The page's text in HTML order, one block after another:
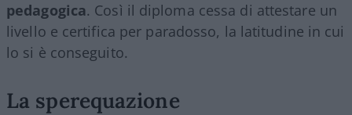
pedagogica. Così il diploma cessa di attestare un
livello e certifica per paradosso, la latitudine in cui
lo si è conseguito.
La sperequazione